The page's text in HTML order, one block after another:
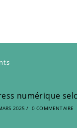
numérique
2025 / 0 COMMENTAIRE